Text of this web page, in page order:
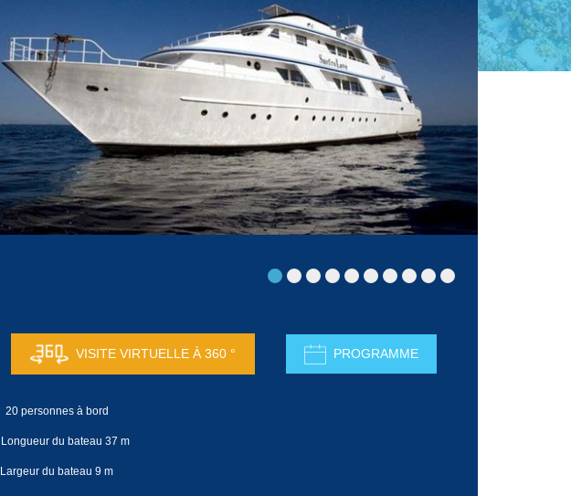
VISITE VIRTUELLE À 360 ° PROGRAMME
20 personnes à bord
Longueur du bateau 37 m
Largeur du bateau 9 m